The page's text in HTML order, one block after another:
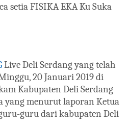
setia FISIKA EKA Ku Suka
Live Deli Serdang yang telah
20 Januari 2019 di
Kabupaten Deli Serdang
yang menurut laporan Ketua
guru dari kabupaten Deli